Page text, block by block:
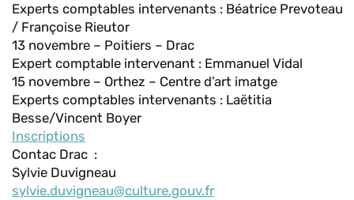
Experts comptables intervenants : Béatrice Prevoteau
/ Françoise Rieutor
13 novembre – Poitiers – Drac
Expert comptable intervenant : Emmanuel Vidal
15 novembre – Orthez – Centre d’art imatge
Experts comptables intervenants : Laëtitia
Besse/Vincent Boyer
Inscriptions
Contac Drac :
Sylvie Duvigneau
sylvie.duvigneau@culture.gouv.fr